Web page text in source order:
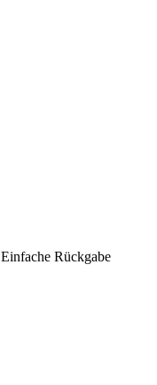
Einfache Rückgabe